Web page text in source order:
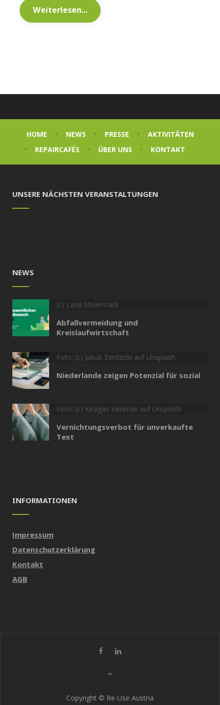
Weiterlesen...
HOME NEWS PRESSE
AKTIVITÄTEN
REPAIRCAFÉS
ÜBER UNS KONTAKT
UNSERE NÄCHSTEN VERANSTALTUNGEN
NEWS
(c) Land Steiermark
Abfallvermeidung und
Kreislaufwirtschaft
Foto: (c) Jakub Zerdzicki auf Unsplash
Niederlande zeigen Potenzial für sozial
Foto: (c) Keagan Henman auf Unsplash
Vernichtungsverbot für unverkaufte
Text
INFORMATIONEN
Impressum
Datenschutzerklärung
Kontakt
AGB
Copyright © Re-Use Austria